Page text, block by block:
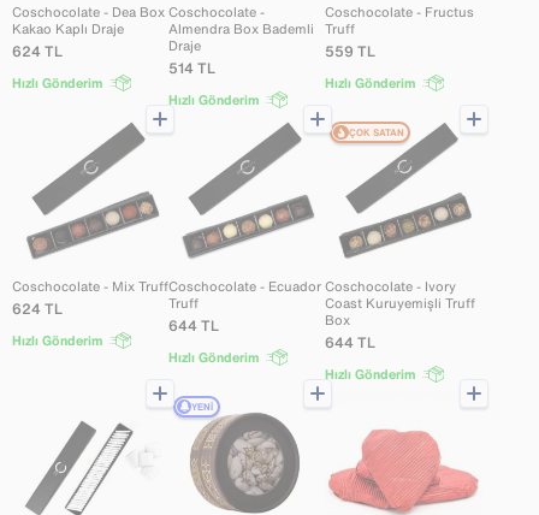
Coschocolate - Dea Box
Kakao Kaplı Draje
624TL
Hızlı Gönderim
Coschocolate -
Almendra Box Bademli
Draje
514TL
Hızlı Gönderim
Coschocolate - Fructus
Truff
559TL
Hızlı Gönderim
Coschocolate - Mix Truff
624TL
Hızlı Gönderim
Coschocolate - Ecuador
Truff
644TL
Hızlı Gönderim
Coschocolate - Ivory
Coast Kuruyemişli Truff
Box
644TL
Hızlı Gönderim
ÇOK SATAN
YENI